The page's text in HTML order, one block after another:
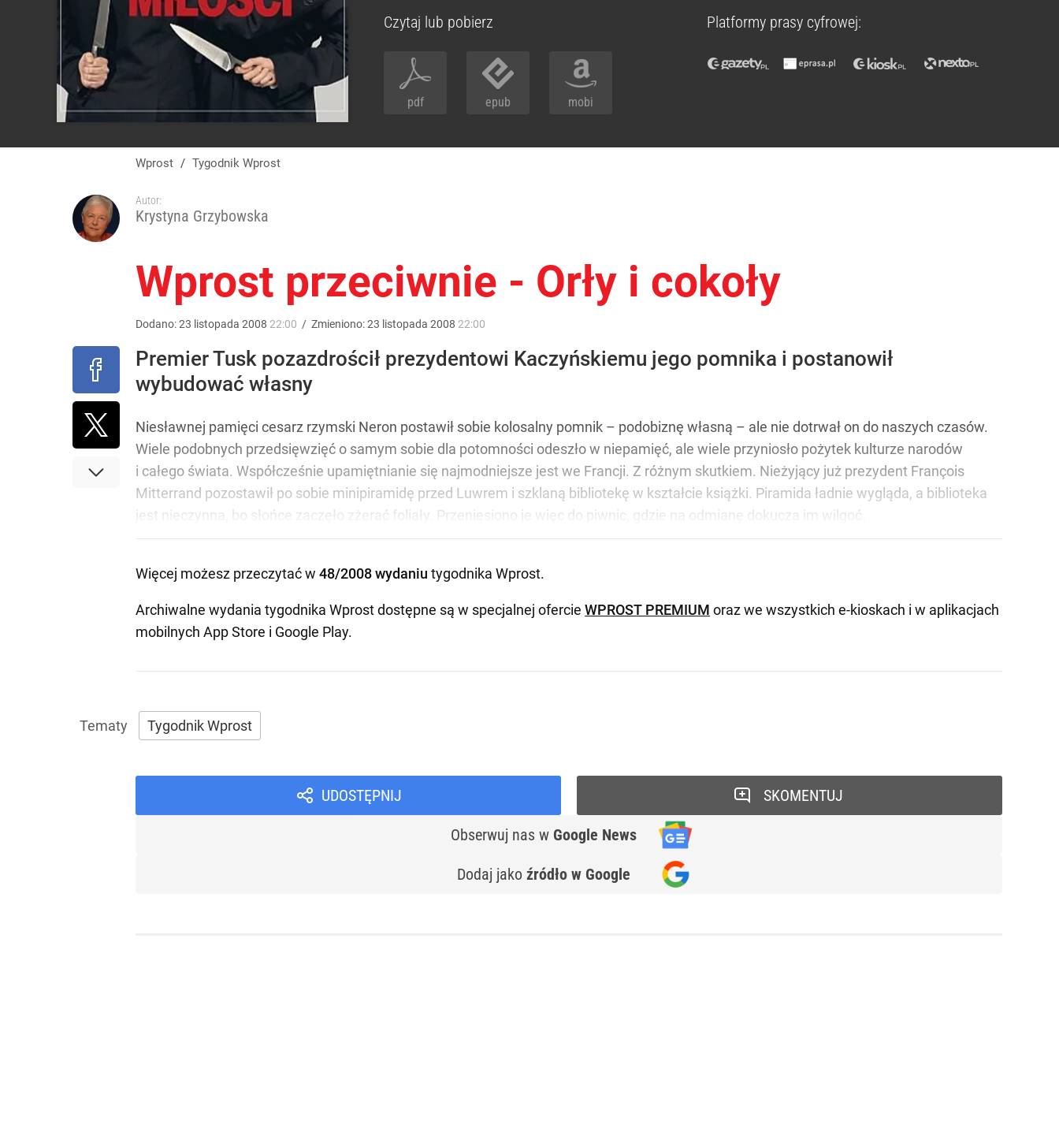
Czytaj lub pobierz
pdf epub mobi
Platformy prasy cyfrowej:
Wprost / Tygodnik Wprost
Autor:
Krystyna Grzybowska
Wprost przeciwnie - Orły i cokoły
Dodano:23 listopada 2008 22:00 / Zmieniono:23 listopada 2008 22:00
Premier Tusk pozazdrościł prezydentowi Kaczyńskiemu jego pomnika i postanowił
wybudować własny
Niesławnej pamięci cesarz rzymski Neron postawił sobie kolosalny pomnik – podobiznę własną – ale nie dotrwał on do naszych czasów.
Wiele podobnych przedsięwzięć o samym sobie dla potomności odeszło w niepamięć, ale wiele przyniosło pożytek kulturze narodów
i całego świata. Współcześnie upamiętnianie się najmodniejsze jest we Francji. Z różnym skutkiem. Nieżyjący już prezydent François
Mitterrand pozostawił po sobie minipiramidę przed Luwrem i szklaną bibliotekę w kształcie książki. Piramida ładnie wygląda, a biblioteka
jest nieczynna, bo słońce zaczęło zżerać foliały. Przeniesiono je więc do piwnic, gdzie na odmianę dokucza im wilgoć.
Więcej możesz przeczytać w 48/2008 wydaniu tygodnika Wprost.
Archiwalne wydania tygodnika Wprost dostępne są w specjalnej ofercie WPROST PREMIUM oraz we wszystkich e-kioskach i w aplikacjach
mobilnych App Store i Google Play.
Tygodnik Wprost
UDOSTĘPNIJ
Obserwuj nas w Google News
Dodaj jako źródło w Google
SKOMENTUJ